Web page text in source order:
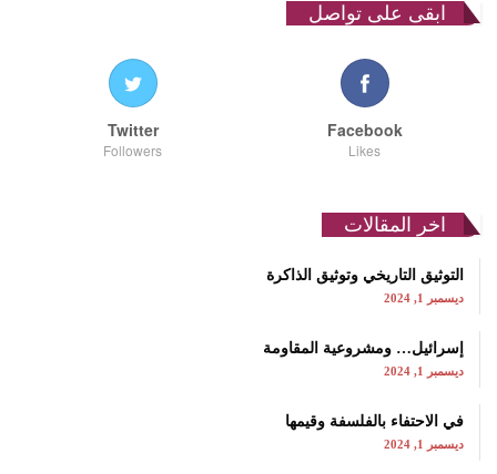
ابقى على تواصل
Facebook
Likes
Twitter
Followers
اخر المقالات
التوثيق التاريخي وتوثيق الذاكرة
ديسمبر 1, 2024
إسرائيل… ومشروعية المقاومة
ديسمبر 1, 2024
في الاحتفاء بالفلسفة وقيمها
ديسمبر 1, 2024